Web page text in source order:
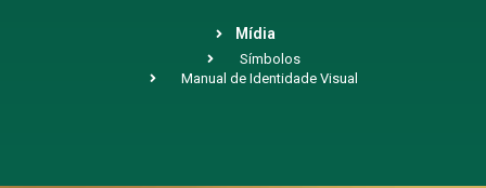
Mídia
Símbolos
Manual de Identidade Visual